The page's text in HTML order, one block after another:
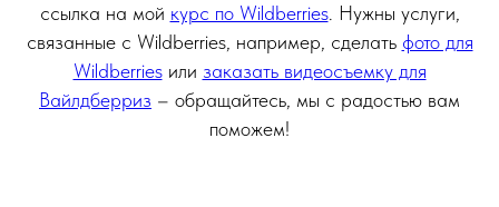
ссылка на мой курс по Wildberries. Нужны услуги,
связанные с Wildberries, например, сделать фото для
Wildberriesили заказать видеосъемку для
Вайлдберриз – обращайтесь, мы с радостью вам
поможем!